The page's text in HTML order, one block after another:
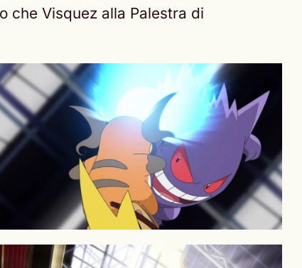
che Visquez alla Palestra di